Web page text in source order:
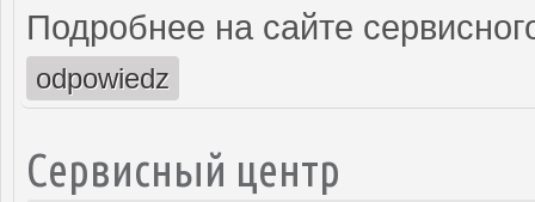
Подробнее на сайте
odpowiedz
Сервисный центр